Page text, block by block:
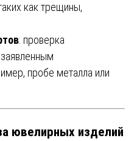
как трещины,
: проверка
пробе металла или
ювелирных изделий